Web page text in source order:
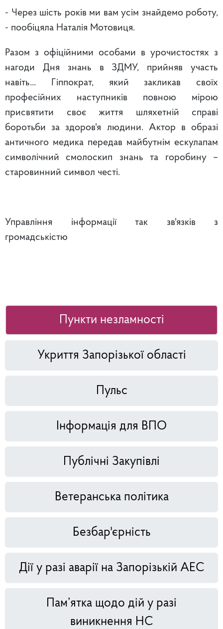
- Через шість років ми вам усім знайдемо роботу,
- пообіцяла Наталія Мотовиця.
Разом з офіційними особами в урочистостях з
нагоди Дня знань в ЗДМУ, прийняв участь
навіть... Гіппократ, який закликав своїх
професійних наступників повною мірою
присвятити своє життя шляхетній справі
боротьби за здоров'я людини. Актор в образі
античного медика передав майбутнім ескулапам
символічний смолоскип знань та горобину –
старовинний символ честі.
Управління інформації так зв'язків з
громадськістю
Пункти незламності
Укриття Запорізької області
Пульс
Інформація для ВПО
Публічні Закупівлі
Ветеранська політика
Безбар'єрність
Дії у разі аварії на Запорізькій АЕС
Пам’ятка щодо дій у разі
виникнення НС